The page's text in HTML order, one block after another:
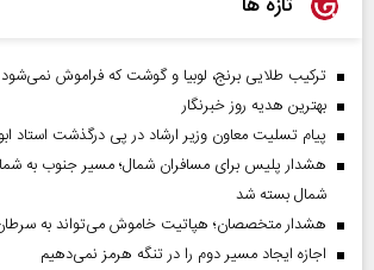
ترکیب طلایی برنج، لوبیا و گوشت که فراموش نمی‌شود
بهترین هدیه روز خبرنگار
پیام تسلیت معاون وزیر ارشاد در پی درگذشت استاد
هشدار پلیس برای مسافران شمال؛ مسیر جنوب به
شمال بسته شد
هشدار متخصصان؛ هپاتیت خاموش می‌تواند به
اجازه ایجاد مسیر دوم را در تنگه هرمز نمی‌دهیم